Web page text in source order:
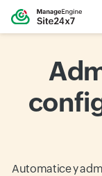
Automatice y